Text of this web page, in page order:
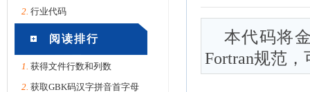
2. 行业代码
阅读排行
1. 获得文件行数和列数
2. 获取GBK码汉字拼音首字母
本代码将
Fortran规范